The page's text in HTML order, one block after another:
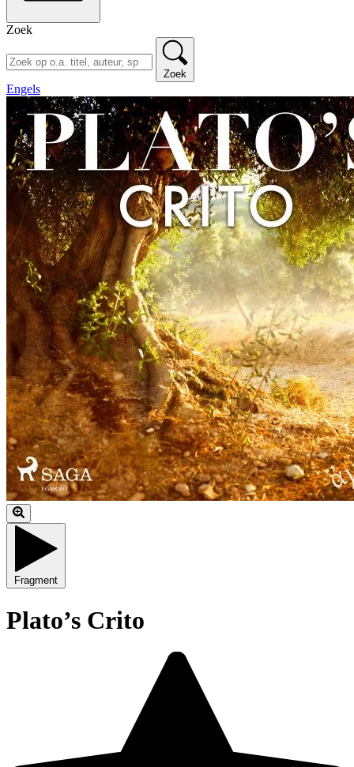
Zoek
Zoek
Engels
Fragment
Plato’s Crito